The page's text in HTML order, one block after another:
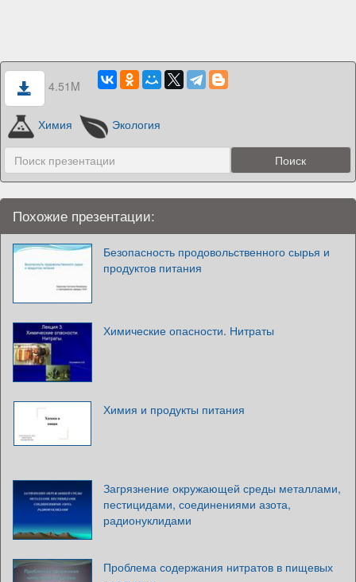
4.51M
Химия Экология
Похожие презентации:
Безопасность продовольственного сырья и
продуктов питания
Химические опасности. Нитраты
Химия и продукты питания
Загрязнение окружающей среды металлами,
пестицидами, соединениями азота,
радионуклидами
Проблема содержания нитратов в пищевых